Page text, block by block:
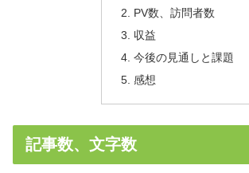
PV数、訪問者数
収益
今後の見通しと課題
感想
記事数、文字数